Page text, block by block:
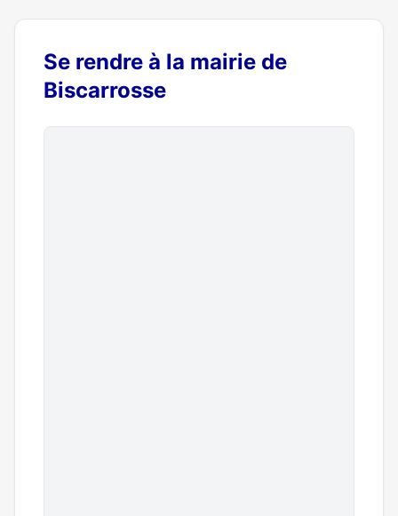
Se rendre à la mairie de
Biscarrosse